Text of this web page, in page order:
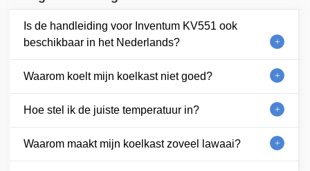
Is de handleiding voor Inventum KV551 ook
beschikbaar in het Nederlands?
Waarom koelt mijn koelkast niet goed?
Hoe stel ik de juiste temperatuur in?
Waarom maakt mijn koelkast zoveel lawaai?